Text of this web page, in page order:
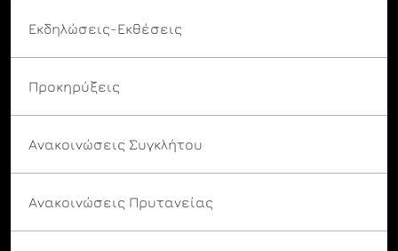
Εκδηλώσεις-Εκθέσεις
Προκηρύξεις
Ανακοινώσεις Συγκλήτου
Ανακοινώσεις Πρυτανείας